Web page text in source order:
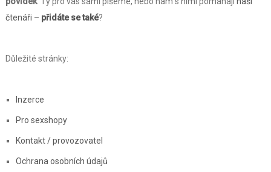
čtenáři – přidáte se také?
Důležité stránky:
Inzerce
Pro sexshopy
Kontakt / provozovatel
Ochrana osobních údajů